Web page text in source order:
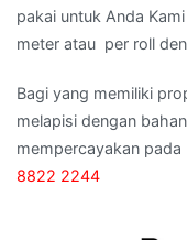
pakai untuk Anda
meter atau per roll
Bagi yang memiliki
melapisi dengan bahan
mempercayakan pada
8822 2244